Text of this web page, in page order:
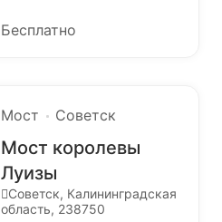
Бесплатно
Мост Советск
Мост королевы
Луизы
Советск, Калининградская
область, 238750